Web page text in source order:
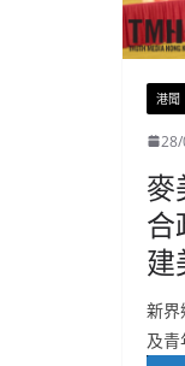
港聞
麥
合
建
新界
及青